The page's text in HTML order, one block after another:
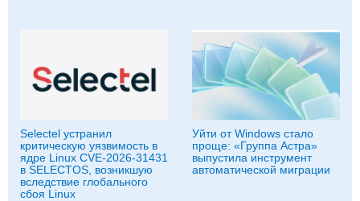
Selectel устранил
критическую уязвимость в
ядре Linux CVE-2026-31431
в SELECTOS, возникшую
вследствие глобального
сбоя Linux
Уйти от Windows стало
проще: «Группа Астра»
выпустила инструмент
автоматической миграции